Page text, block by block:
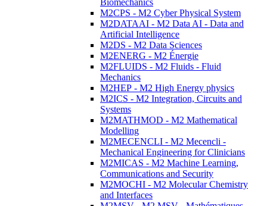
Biomechanics
M2CPS - M2 Cyber Physical System
M2DATAAI - M2 Data AI - Data and
Artificial Intelligence
M2DS - M2 Data Sciences
M2ENERG - M2 Énergie
M2FLUIDS - M2 Fluids - Fluid
Mechanics
M2HEP - M2 High Energy physics
M2ICS - M2 Integration, Circuits and
Systems
M2MATHMOD - M2 Mathematical
Modelling
M2MECENCLI - M2 Mecencli -
Mechanical Engineering for Clinicians
M2MICAS - M2 Machine Learning,
Communications and Security
M2MOCHI - M2 Molecular Chemistry
and Interfaces